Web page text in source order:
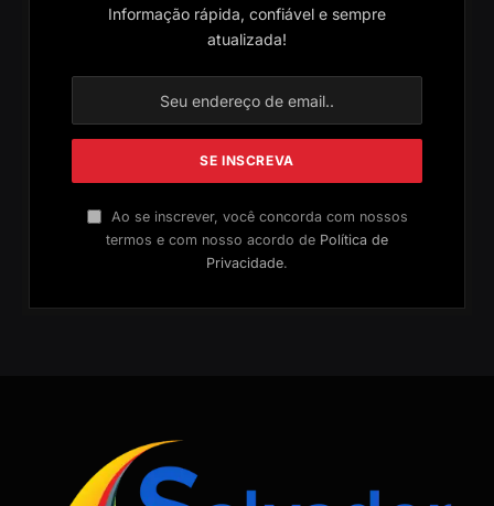
Informação rápida, confiável e sempre
atualizada!
Ao se inscrever, você concorda com nossos
termos e com nosso acordo de Política de
Privacidade.